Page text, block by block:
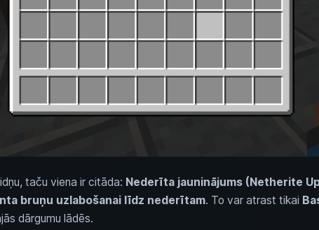
taču viena ir citāda: Nederīta jauninājums (Netherite
bruņu uzlabošanai līdz nederītam. To var atrast tikai
dārgumu lādēs.